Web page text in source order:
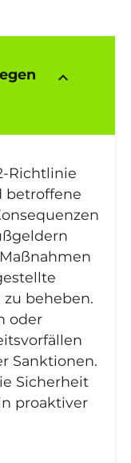
keyboard_arrow_up
Richtlinie
betroffene
beheben.
oder
Sanktionen.
Sicherheit
proaktiver